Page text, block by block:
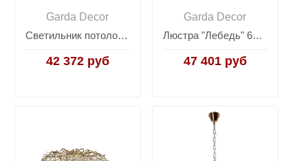
Garda Decor
Светильник потолочный изящный (хром) 20MD3231-3NI
42 372 руб
Garda Decor
Люстра "Лебедь" 62GDW-8903-600
47 401 руб